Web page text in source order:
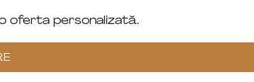
oferta personalizată.